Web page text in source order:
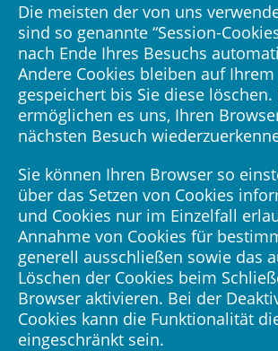
Die meisten der von uns
sind so genannte “Session-
nach Ende Ihres Besuchs
Andere Cookies bleiben auf
gespeichert bis Sie diese löschen.
ermöglichen es uns, Ihren
nächsten Besuch
Sie können Ihren Browser so
über das Setzen von Cookies
und Cookies nur im Einzelfall
Annahme von Cookies für
generell ausschließen sowie das
Löschen der Cookies beim
Browser aktivieren. Bei der
Cookies kann die Funktionalität
eingeschränkt sein.